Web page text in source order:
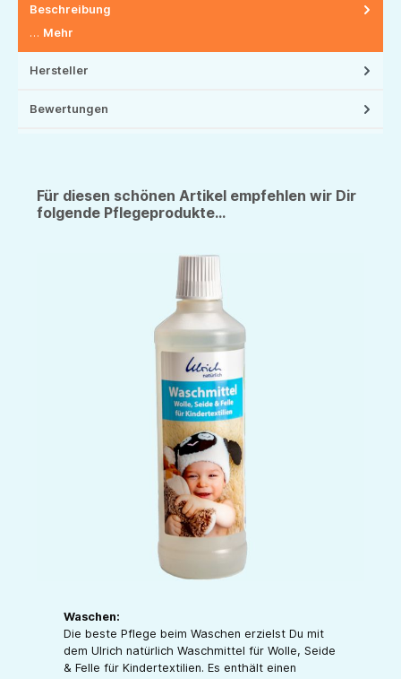
Beschreibung
… Mehr
Hersteller
Bewertungen
Für diesen schönen Artikel empfehlen wir Dir
folgende Pflegeprodukte...
Waschen:
Die beste Pflege beim Waschen erzielst Du mit
dem Ulrich natürlich Waschmittel für Wolle, Seide
& Felle für Kindertextilien. Es enthält einen